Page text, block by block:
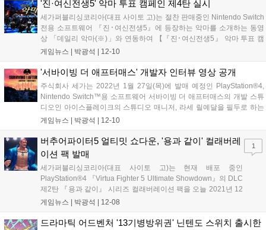
'진·여신전생5' 악마 투표 캠페인 제4탄 실시
세가퍼블리싱코리아(대표 사이토 고)는 절찬 판매중인 Nintendo Switch
전용 소프트웨어 『진･여신전생5』에 등장하는 악마를 소개하는 동영
상 「데일리 악마(※)」와 연동하여 【『진･여신전생5』 악마 투표 캠
페인 제4탄(최종회)】을 실시 중이다. 이번 악마 투표 캠페인 제4탄은 세
게임뉴스 | 박광석 | 12-10
'서바이빙 더 애프터매스' 개발자 인터뷰 영상 공개
주식회사 세가는 2022년 1월 27일(목)에 발매 예정인 PlayStation®4,
Nintendo Switch™용 소프트웨어 서바이빙 더 애프터매스의 개발 스튜
디오인 아이스플레이크의 스튜디오 매니저, 라세 릴예달을 필두로 하는
제작자 인터뷰와 제작 중인 게임 영상을 확인할 수 있는 영상을 공개했
게임뉴스 | 박광석 | 12-10
버추어파이터5 얼티밋 쇼다운, '용과 같이' 컬래버레
이션 팩 발매
세가퍼블리싱코리아(대표 사이토 고)는 현재 배포 중인
PlayStation®4 『Virtua Fighter 5 Ultimate Showdown』의 DLC
제2탄 『용과 같이』 시리즈 컬래버레이션 팩을 오늘 2021년 12
월 8일(수) PlayStation™Store에서 발매한다고 밝혔다. 용과 같
는...
게임뉴스 | 박광석 | 12-08
1
드라마틱 어드벤처 '13기병방위권' 닌텐도 스위치 출시한